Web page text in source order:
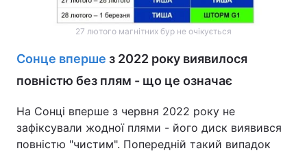
Тема оформлення
27 лютого магнітних бур не очікується
Сонце вперше з 2022 року виявилося
повністю без плям - що це означає
На Сонці вперше з червня 2022 року не
зафіксували жодної плями - його диск виявився
повністю "чистим". Попередній такий випадок